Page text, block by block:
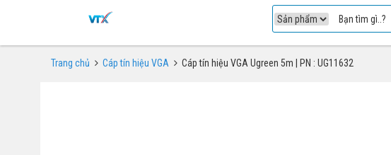
Trang chủ Cáp tín hiệu VGA Cáp tín hiệu VGA Ugreen 5m | PN : UG11632